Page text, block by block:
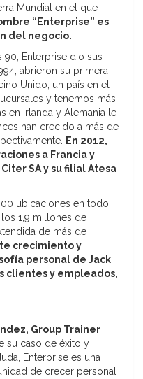
Mundial en el que
“Enterprise” es
del negocio.
Enterprise dio sus
abrieron su primera
Unido, un país en el
y tenemos más
en Irlanda y Alemania le
han crecido a más de
En 2012,
a Francia y
SA y su filial Atesa
ubicaciones en todo
1,9 millones de
de más de
crecimiento y
personal de Jack
clientes y empleados,
Group Trainer
su caso de éxito y
Enterprise es una
de crecer personal